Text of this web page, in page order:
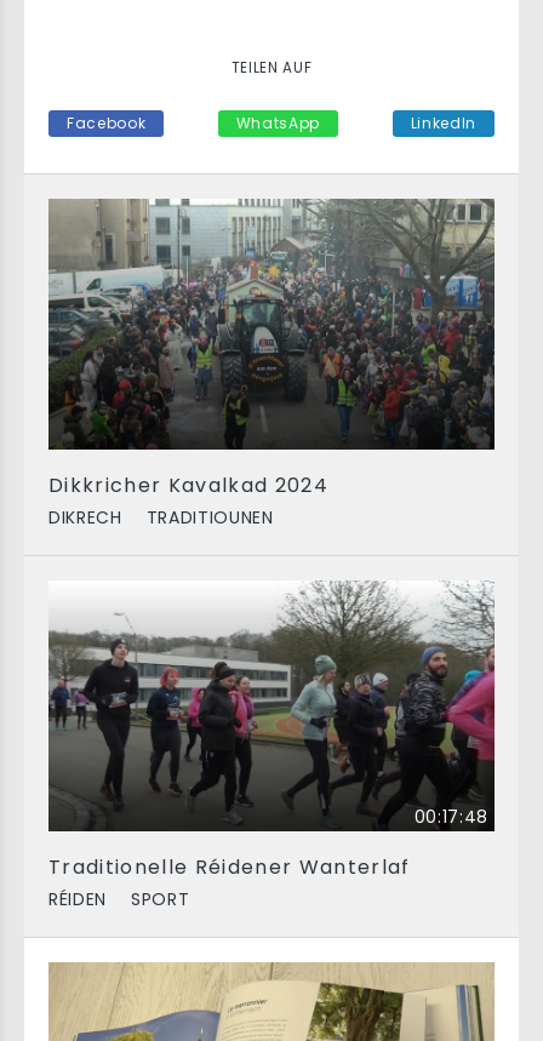
Dikkricher Kavalkad 2024
DIKRECH TRADITIOUNEN
00:17:48
Traditionelle Réidener Wanterlaf
RÉIDEN SPORT
TEILEN AUF
Facebook WhatsApp LinkedIn